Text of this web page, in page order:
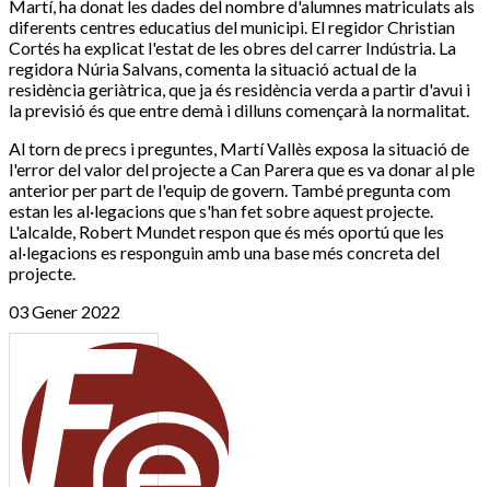
Martí, ha donat les dades del nombre d'alumnes matriculats als
diferents centres educatius del municipi. El regidor Christian
Cortés ha explicat l'estat de les obres del carrer Indústria. La
regidora Núria Salvans, comenta la situació actual de la
residència geriàtrica, que ja és residència verda a partir d'avui i
la previsió és que entre demà i dilluns començarà la normalitat.
Al torn de precs i preguntes, Martí Vallès exposa la situació de
l'error del valor del projecte a Can Parera que es va donar al ple
anterior per part de l'equip de govern. També pregunta com
estan les al·legacions que s'han fet sobre aquest projecte.
L'alcalde, Robert Mundet respon que és més oportú que les
al·legacions es responguin amb una base més concreta del
projecte.
03 Gener 2022